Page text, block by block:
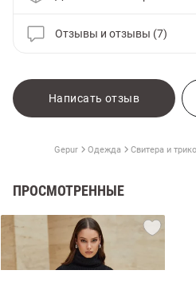
Отзывы и отзывы (7)
Написать отзыв
Gepur Одежда Свитера и
ПРОСМОТРЕННЫЕ